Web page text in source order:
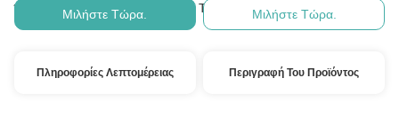
Όροι Πληρωμής: Ε/Ε, Δ/Α, Δ/Π, Τ/Τ, Western Union
Μιλήστε Τώρα. Μιλήστε Τώρα.
Πληροφορίες Λεπτομέρειας Περιγραφή Του Προϊόντος